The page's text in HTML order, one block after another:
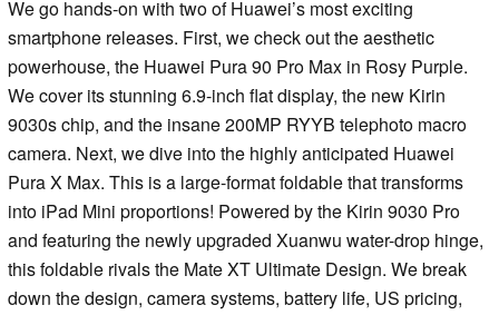
We go hands-on with two of Huawei’s most exciting
smartphone releases. First, we check out the aesthetic
powerhouse, the Huawei Pura 90 Pro Max in Rosy Purple.
We cover its stunning 6.9-inch flat display, the new Kirin
9030s chip, and the insane 200MP RYYB telephoto macro
camera. Next, we dive into the highly anticipated Huawei
Pura X Max. This is a large-format foldable that transforms
into iPad Mini proportions! Powered by the Kirin 9030 Pro
and featuring the newly upgraded Xuanwu water-drop hinge,
this foldable rivals the Mate XT Ultimate Design. We break
down the design, camera systems, battery life, US pricing,